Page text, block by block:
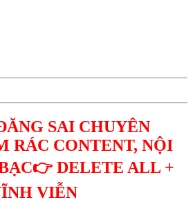
SAI CHUYÊN
RÁC CONTENT, NỘI
DELETE ALL +
VIỄN